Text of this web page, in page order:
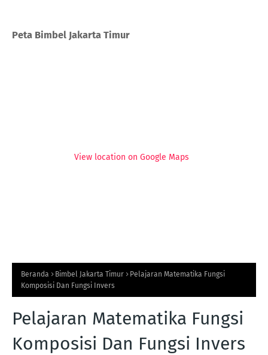
Peta Bimbel Jakarta Timur
View location on Google Maps
Beranda Bimbel Jakarta Timur
Pelajaran Matematika Fungsi
Komposisi Dan Fungsi Invers
Pelajaran Matematika Fungsi
Komposisi Dan Fungsi Invers